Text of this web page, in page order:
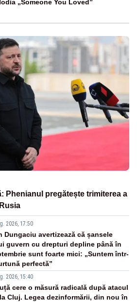
„Someone You Loved”
Phenianul pregătește trimiterea a
2026, 17:50
Dungaciu avertizează că șansele
guvern cu drepturi depline până în
sunt foarte mici: „Suntem într-
perfectă”
2026, 15:40
cere o măsură radicală după atacul
Cluj. Legea dezinformării, din nou în